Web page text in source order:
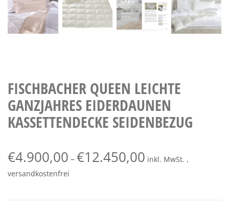
FISCHBACHER QUEEN LEICHTE
GANZJAHRES EIDERDAUNEN
KASSETTENDECKE SEIDENBEZUG
€4.900,00 –€12.450,00 inkl. MwSt. ,
versandkostenfrei